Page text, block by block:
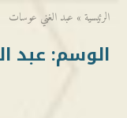
الرئيسية » عبد الغني عوسات
الوسم: عبد